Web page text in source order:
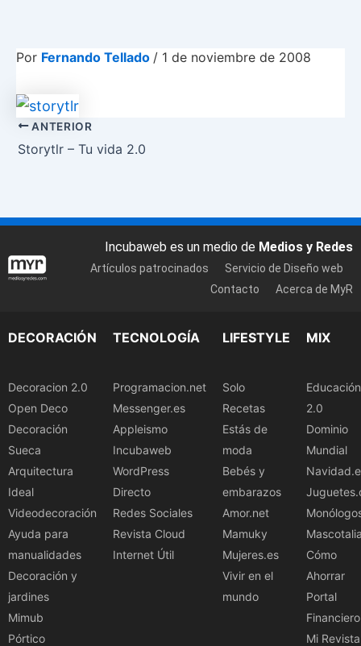
Por Fernando Tellado / 1 de noviembre de 2008
ANTERIOR
Storytlr – Tu vida 2.0
Incubaweb es un medio de Medios y Redes
Artículos patrocinados
Servicio de Diseño web
Contacto
Acerca de MyR
DECORACIÓN
Decoracion 2.0
Open Deco
Decoración
Sueca
Arquitectura
Ideal
Videodecoración
Ayuda para
manualidades
Decoración y
jardines
Mimub
Pórtico
TECNOLOGÍA
Programacion.net
Messenger.es
Appleismo
Incubaweb
WordPress
Directo
Redes Sociales
Revista Cloud
Internet Útil
LIFESTYLE
Solo
Recetas
Estás de
moda
Bebés y
embarazos
Amor.net
Mamuky
Mujeres.es
Vivir en el
mundo
MIX
Educación
2.0
Dominio
Mundial
Cómo
Ahorrar
Portal
Financiero
Mi Revista